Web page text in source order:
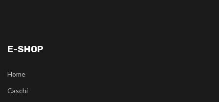
E-SHOP
Home
Caschi